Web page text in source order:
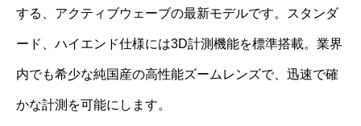
する、アクティブウェーブの最新モデルです。スタンダ
ード、ハイエンド仕様には3D計測機能を標準搭載。業界
内でも希少な純国産の高性能ズームレンズで、迅速で確
かな計測を可能にします。